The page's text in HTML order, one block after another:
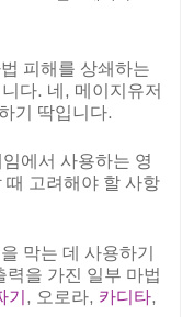
피해를 상쇄하는
다. 네, 메이지유저
기 딱입니다.
에서 사용하는 영
때 고려해야 할 사항
막는 데 사용하기
을 가진 일부 마법
기 , 오로라, 카디타,